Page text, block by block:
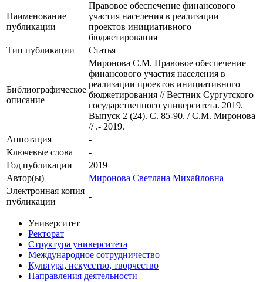
Наименование
публикации
Правовое обеспечение финансового
участия населения в реализации
проектов инициативного
бюджетирования
Тип публикации
Статья
Библиографическое
описание
Миронова С.М. Правовое обеспечение
финансового участия населения в
реализации проектов инициативного
бюджетирования // Вестник Сургутского
государственного университета. 2019.
Выпуск 2 (24). С. 85-90. / С.М. Миронова
// .- 2019.
Аннотация
-
Ключевые cлова
-
Год публикации
2019
Автор(ы)
Миронова Светлана Михайловна
Электронная копия
публикации
-
Университет
Ректорат
Структура университета
Международное сотрудничество
Культура, искусство, творчество
Направления деятельности